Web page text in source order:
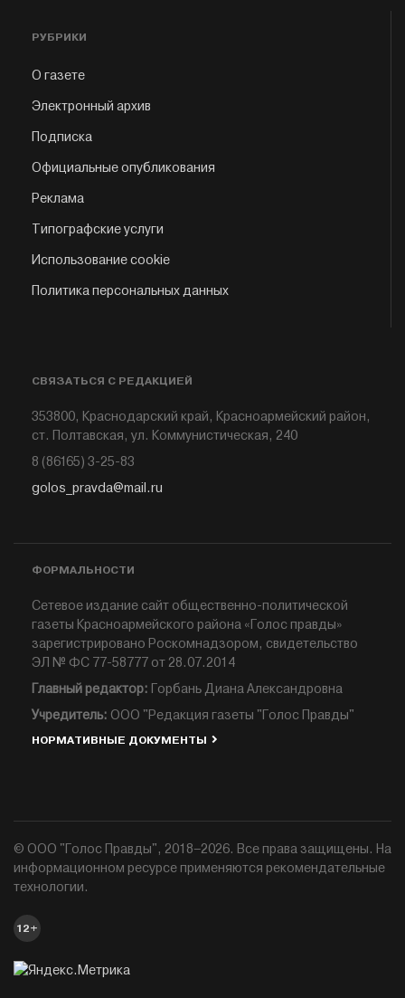
РУБРИКИ
О газете
Электронный архив
Подписка
Официальные опубликования
Реклама
Типографские услуги
Использование cookie
Политика персональных данных
СВЯЗАТЬСЯ С РЕДАКЦИЕЙ
353800, Краснодарский край, Красноармейский район,
ст. Полтавская, ул. Коммунистическая, 240
8 (86165) 3-25-83
golos_pravda@mail.ru
ФОРМАЛЬНОСТИ
Сетевое издание сайт общественно-политической
газеты Красноармейского района «Голос правды»
зарегистрировано Роскомнадзором, свидетельство
ЭЛ № ФС 77-58777 от 28.07.2014
Главный редактор: Горбань Диана Александровна
Учредитель: ООО "Редакция газеты "Голос Правды"
НОРМАТИВНЫЕ ДОКУМЕНТЫ
© ООО "Голос Правды", 2018–2026. Все права защищены. На
информационном ресурсе применяются рекомендательные
технологии.
12+